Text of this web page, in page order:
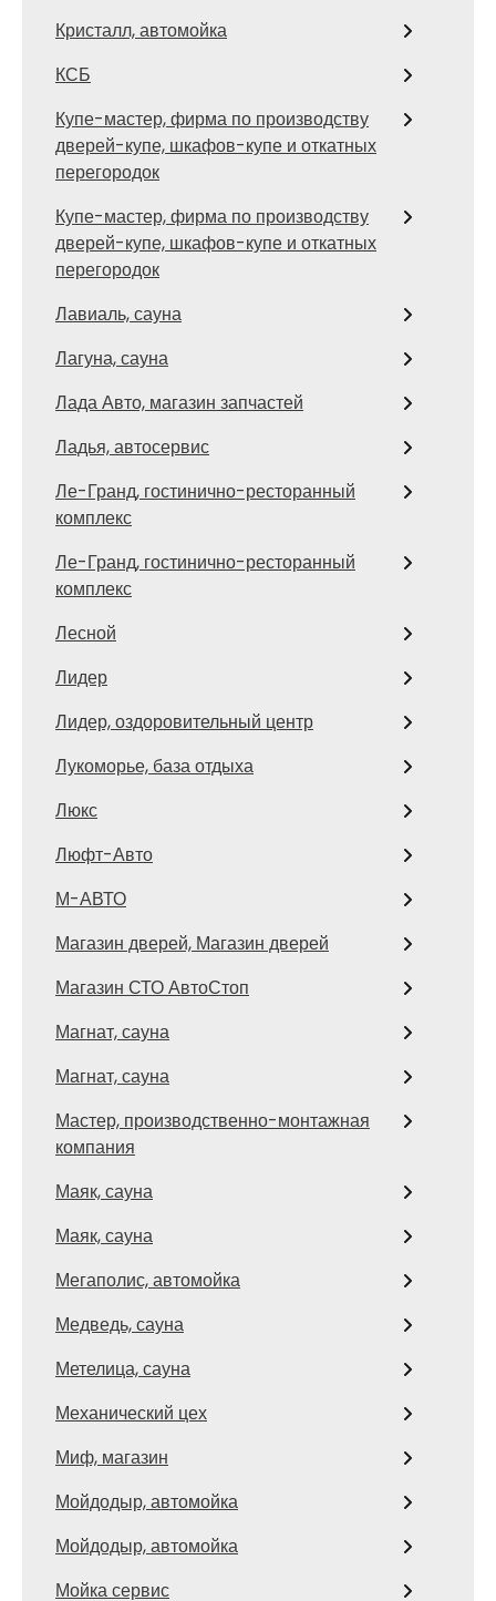
Кристалл, автомойка
КСБ
Купе-мастер, фирма по производству
дверей-купе, шкафов-купе и откатных
перегородок
Купе-мастер, фирма по производству
дверей-купе, шкафов-купе и откатных
перегородок
Лавиаль, сауна
Лагуна, сауна
Лада Авто, магазин запчастей
Ладья, автосервис
Ле-Гранд, гостинично-ресторанный
комплекс
Ле-Гранд, гостинично-ресторанный
комплекс
Лесной
Лидер
Лидер, оздоровительный центр
Лукоморье, база отдыха
Люкс
Люфт-Авто
М-АВТО
Магазин дверей, Магазин дверей
Магазин СТО АвтоСтоп
Магнат, сауна
Магнат, сауна
Мастер, производственно-монтажная
компания
Маяк, сауна
Маяк, сауна
Мегаполис, автомойка
Медведь, сауна
Метелица, сауна
Механический цех
Миф, магазин
Мойдодыр, автомойка
Мойдодыр, автомойка
Мойка сервис